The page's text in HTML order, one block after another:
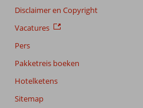
Disclaimer en Copyright
Vacatures
Pers
Pakketreis boeken
Hotelketens
Sitemap